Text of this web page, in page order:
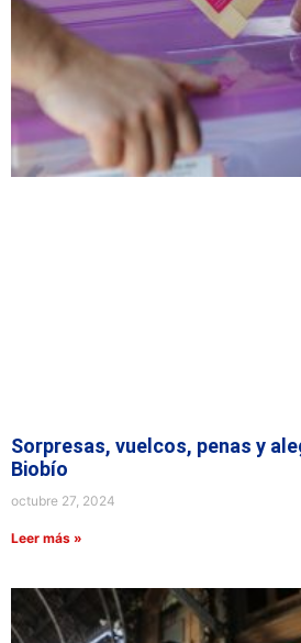
Sorpresas, vuelcos, penas y
Biobío
octubre 27, 2024
Leer más »